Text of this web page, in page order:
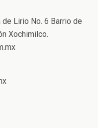
de Lirio No. 6 Barrio de
Xochimilco.